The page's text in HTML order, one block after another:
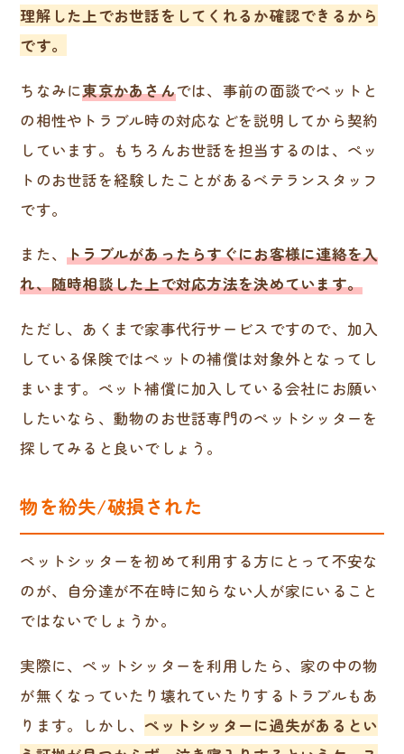
理解した上でお世話をしてくれるか確認できるから
です。
ちなみに東京かあさんでは、事前の面談でペットと
の相性やトラブル時の対応などを説明してから契約
しています。もちろんお世話を担当するのは、ペッ
トのお世話を経験したことがあるベテランスタッフ
です。
また、トラブルがあったらすぐにお客様に連絡を入
れ、随時相談した上で対応方法を決めています。
ただし、あくまで家事代行サービスですので、加入
している保険ではペットの補償は対象外となってし
まいます。ペット補償に加入している会社にお願い
したいなら、動物のお世話専門のペットシッターを
探してみると良いでしょう。
物を紛失/破損された
ペットシッターを初めて利用する方にとって不安な
のが、自分達が不在時に知らない人が家にいること
ではないでしょうか。
実際に、ペットシッターを利用したら、家の中の物
が無くなっていたり壊れていたりするトラブルもあ
ります。しかし、 ペットシッターに過失があるとい